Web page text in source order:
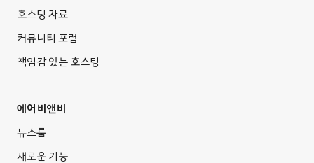
호스팅 자료
커뮤니티 포럼
책임감 있는 호스팅
에어비앤비
뉴스룸
새로운 기능